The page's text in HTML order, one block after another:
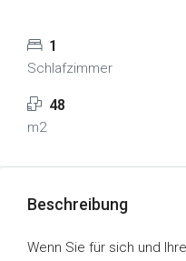
1
Schlafzimmer
48
m2
Beschreibung
Wenn Sie für sich und